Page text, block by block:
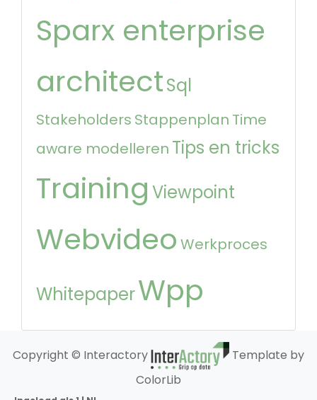
Sparx enterprise
architectSql
Stakeholders Stappenplan Time
aware modelleren Tips en tricks
Training Viewpoint
Webvideo Werkproces
WhitepaperWpp
Copyright © Interactory
Template by
ColorLib